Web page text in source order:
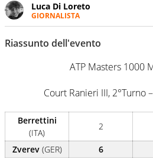
Luca Di Loreto
GIORNALISTA
Giornalista pubblicista,
tennis restano un capitolo
calcio è una cosa seria
Federer e Nadal il tennis ha
esultava a Sofia per la prima
Riassunto dell'evento
ATP Masters 1000
Court Ranieri III, 2°Turno
Berrettini
(ITA)
2
Zverev (GER) 6